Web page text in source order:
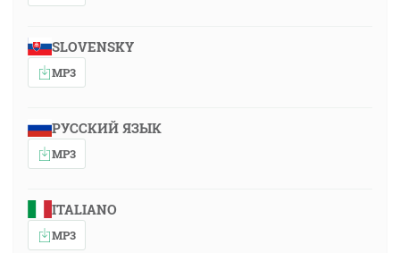
SLOVENSKY
MP3
РУССКИЙ ЯЗЫК
MP3
ITALIANO
MP3